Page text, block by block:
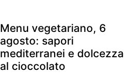
Menu vegetariano, 6
agosto: sapori
mediterranei e dolcezza
al cioccolato